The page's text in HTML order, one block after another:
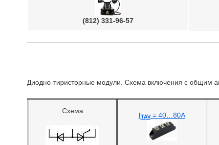
(812) 331-96-57
Диодно-тиристорные модули. Схема включения с общим
Схема
ITAV= 40…80А